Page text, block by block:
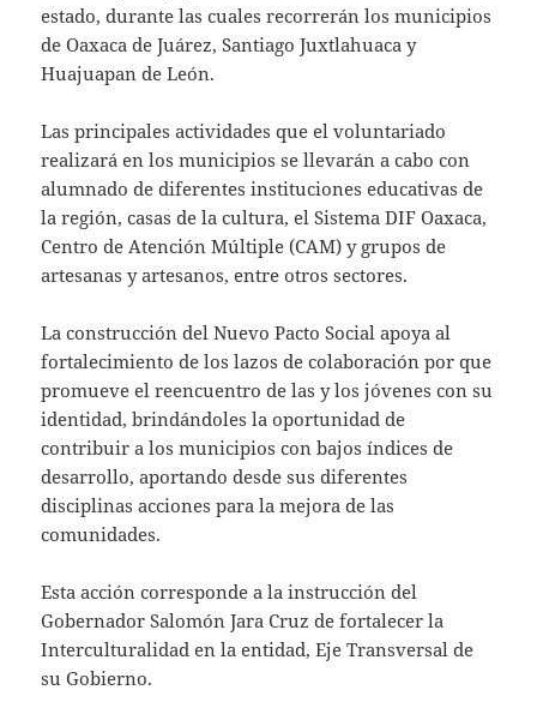
estado, durante las cuales recorrerán los municipios
de Oaxaca de Juárez, Santiago Juxtlahuaca y
Huajuapan de León.
Las principales actividades que el voluntariado
realizará en los municipios se llevarán a cabo con
alumnado de diferentes instituciones educativas de
la región, casas de la cultura, el Sistema DIF Oaxaca,
Centro de Atención Múltiple (CAM) y grupos de
artesanas y artesanos, entre otros sectores.
La construcción del Nuevo Pacto Social apoya al
fortalecimiento de los lazos de colaboración por que
promueve el reencuentro de las y los jóvenes con su
identidad, brindándoles la oportunidad de
contribuir a los municipios con bajos índices de
desarrollo, aportando desde sus diferentes
disciplinas acciones para la mejora de las
comunidades.
Esta acción corresponde a la instrucción del
Gobernador Salomón Jara Cruz de fortalecer la
Interculturalidad en la entidad, Eje Transversal de
su Gobierno.